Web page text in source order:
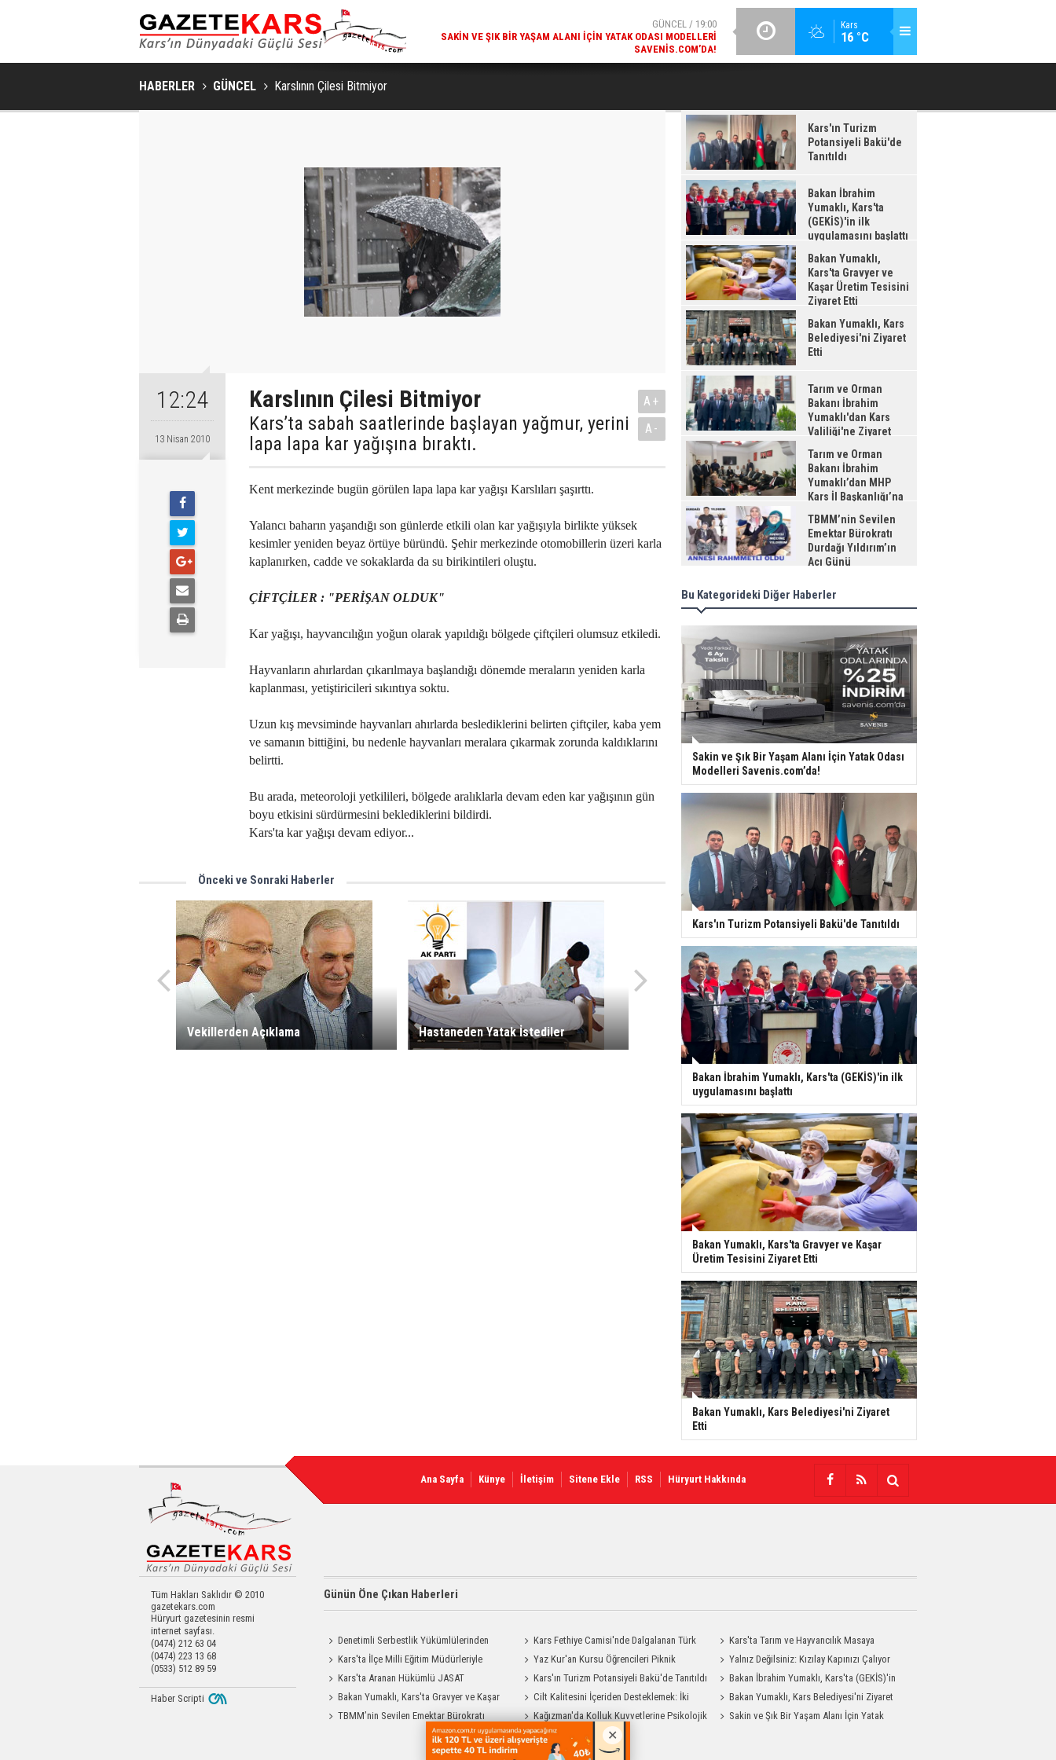
Kars
16 °C
GÜNCEL / 18:38
KARS'IN TURIZM POTANSIYELI BAKÜ'DE TANITILDI
BAKAN İBRAHIM YUMAKLI, KARS'TA (GEKİS)'IN ILK
HABERLER GÜNCEL Karslının Çilesi Bitmiyor
12:24
13 Nisan 2010
Karslının Çilesi Bitmiyor
Kars’ta sabah saatlerinde başlayan yağmur, yerini
lapa lapa kar yağışına bıraktı.
A+
A-
Kent merkezinde bugün görülen lapa lapa kar yağışı Karslıları şaşırttı.
Yalancı baharın yaşandığı son günlerde etkili olan kar yağışıyla birlikte yüksek
kesimler yeniden beyaz örtüye büründü. Şehir merkezinde otomobillerin üzeri karla
kaplanırken, cadde ve sokaklarda da su birikintileri oluştu.
ÇİFTÇİLER : "PERİŞAN OLDUK"
Kar yağışı, hayvancılığın yoğun olarak yapıldığı bölgede çiftçileri olumsuz etkiledi.
Hayvanların ahırlardan çıkarılmaya başlandığı dönemde meraların yeniden karla
kaplanması, yetiştiricileri sıkıntıya soktu.
Uzun kış mevsiminde hayvanları ahırlarda beslediklerini belirten çiftçiler, kaba yem
ve samanın bittiğini, bu nedenle hayvanları meralara çıkarmak zorunda kaldıklarını
belirtti.
Bu arada, meteoroloji yetkilileri, bölgede aralıklarla devam eden kar yağışının gün
boyu etkisini sürdürmesini beklediklerini bildirdi.
Kars'ta kar yağışı devam ediyor...
Önceki ve Sonraki Haberler
Vekillerden Açıklama Hastaneden Yatak İstediler
Kars'ın Turizm
Potansiyeli Bakü'de
Tanıtıldı
Bakan İbrahim
Yumaklı, Kars'ta
(GEKİS)'in ilk
uygulamasını başlattı
Bakan Yumaklı,
Kars'ta Gravyer ve
Kaşar Üretim Tesisini
Ziyaret Etti
Bakan Yumaklı, Kars
Belediyesi'ni Ziyaret
Etti
Tarım ve Orman
Bakanı İbrahim
Yumaklı'dan Kars
Valiliği'ne Ziyaret
Tarım ve Orman
Bakanı İbrahim
Yumaklı’dan MHP
Kars İl Başkanlığı’na
Ziyaret
TBMM’nin Sevilen
Emektar Bürokratı
Durdağı Yıldırım’ın
Acı Günü
Bu Kategorideki Diğer Haberler
Sakin ve Şık Bir Yaşam Alanı İçin Yatak Odası
Modelleri Savenis.com’da!
Kars'ın Turizm Potansiyeli Bakü'de Tanıtıldı
Bakan İbrahim Yumaklı, Kars'ta (GEKİS)'in ilk
uygulamasını başlattı
Bakan Yumaklı, Kars'ta Gravyer ve Kaşar
Üretim Tesisini Ziyaret Etti
Bakan Yumaklı, Kars Belediyesi'ni Ziyaret
Etti
Ana Sayfa Künye İletişim Sitene Ekle RSS Hüryurt Hakkında
Tüm Hakları Saklıdır © 2010
gazetekars.com
Hüryurt gazetesinin resmi
internet sayfası.
(0474) 212 63 04
(0474) 223 13 68
(0533) 512 89 59
Günün Öne Çıkan Haberleri
Denetimli Serbestlik Yükümlülerinden
Okula Temizlik Desteği
Kars Fethiye Camisi'nde Dalgalanan Türk
Bayrağı Görenlerin Beğenisini Topladı
Kars'ta Tarım ve Hayvancılık Masaya
Yatırıldı
Kars'ta İlçe Milli Eğitim Müdürleriyle
Değerlendirme Toplantısı
Yaz Kur'an Kursu Öğrencileri Piknik
Coşkusu Yaşadı
Yalnız Değilsiniz: Kızılay Kapınızı Çalıyor
Kars'ta Aranan Hükümlü JASAT
Operasyonuyla Yakalandı
Kars'ın Turizm Potansiyeli Bakü'de Tanıtıldı
Bakan İbrahim Yumaklı, Kars'ta (GEKİS)'in
ilk uygulamasını başlattı
Bakan Yumaklı, Kars'ta Gravyer ve Kaşar
Üretim Tesisini Ziyaret Etti
Cilt Kalitesini İçeriden Desteklemek: İki
Enjeksiyon Uygulamasının Karşılaştırması
Bakan Yumaklı, Kars Belediyesi'ni Ziyaret
Etti
TBMM’nin Sevilen Emektar Bürokratı
Durdağı Yıldırım’ın Acı Günü
Kağızman'da Kolluk Kuvvetlerine Psikolojik
İlk Yardım Eğitimi
Sakin ve Şık Bir Yaşam Alanı İçin Yatak
Haber Scripti